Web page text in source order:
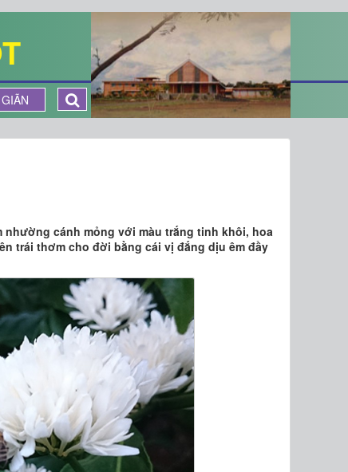
cánh mỏng với màu trắng tinh khôi, hoa
trái thơm cho đời bằng cái vị đắng dịu êm đầy